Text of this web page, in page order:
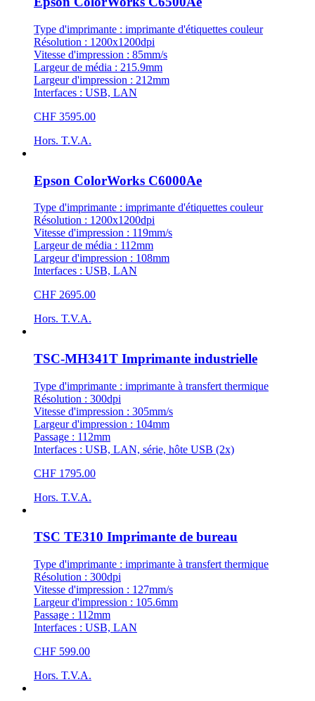
Type d'imprimante : imprimante d'étiquettes couleur
Résolution : 1200x1200dpi
Vitesse d'impression : 85mm/s
Largeur de média : 215.9mm
Largeur d'impression : 212mm
Interfaces : USB, LAN
CHF 3595.00
Hors. T.V.A.
Epson ColorWorks C6000Ae
Type d'imprimante : imprimante d'étiquettes couleur
Résolution : 1200x1200dpi
Vitesse d'impression : 119mm/s
Largeur de média : 112mm
Largeur d'impression : 108mm
Interfaces : USB, LAN
CHF 2695.00
Hors. T.V.A.
TSC-MH341T Imprimante industrielle
Type d'imprimante : imprimante à transfert thermique
Résolution : 300dpi
Vitesse d'impression : 305mm/s
Largeur d'impression : 104mm
Passage : 112mm
Interfaces : USB, LAN, série, hôte USB (2x)
CHF 1795.00
Hors. T.V.A.
TSC TE310 Imprimante de bureau
Type d'imprimante : imprimante à transfert thermique
Résolution : 300dpi
Vitesse d'impression : 127mm/s
Largeur d'impression : 105.6mm
Passage : 112mm
Interfaces : USB, LAN
CHF 599.00
Hors. T.V.A.